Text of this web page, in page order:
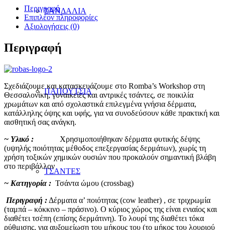
ΣΑΝΔΑΛΙΑ
ΠΑΠΟΥΤΣΙΑ
ΤΣΑΝΤΕΣ
Περιγραφή
Επιπλέον πληροφορίες
Αξιολογήσεις (0)
Περιγραφή
Σχεδιάζουμε και κατασκευάζουμε στο Romba’s Workshop στη
Θεσσαλονίκη, γυναικείες και αντρικές τσάντες, σε ποικιλία
χρωμάτων και από σχολαστικά επιλεγμένα γνήσια δέρματα,
κατάλληλης όψης και υφής, για να συνοδεύσουν κάθε πρακτική και
αισθητική σας ανάγκη.
~ Υλικό :
Χρησιμοποιήθηκαν δέρματα φυτικής δέψης
(υψηλής ποιότητας μέθοδος επεξεργασίας δερμάτων), χωρίς τη
χρήση τοξικών χημικών ουσιών που προκαλούν σημαντική βλάβη
στο περιβάλλον
~ Κατηγορία : Τσάντα ώμου (crossbag)
Περιγραφή : Δέρματα α’ ποιότητας (cow leather) , σε τριχρωμία
(ταμπά – κόκκινο – πράσινο). Ο κύριος χώρος της είναι ενιαίος και
διαθέτει τσέπη (επίσης δερμάτινη). Το λουρί της διαθέτει τόκα
ρύθμισης, για αυξομείωση του μήκους του (το μήκος του λουριού